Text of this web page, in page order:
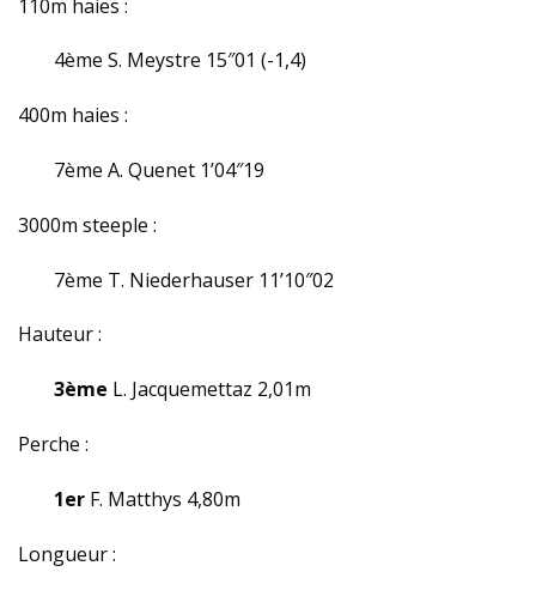
110m haies :
4ème S. Meystre 15″01 (-1,4)
400m haies :
7ème A. Quenet 1’04″19
3000m steeple :
7ème T. Niederhauser 11’10″02
Hauteur :
3ème L. Jacquemettaz 2,01m
Perche :
1er F. Matthys 4,80m
Longueur :